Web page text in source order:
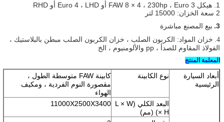
1. هيكل FAW 8 × 4 ، 230hp ، Euro 3 أو Euro 4 ، LHD أو RHD
2 سعة الخزان: 15000 لتر
3. بيع المصنع مباشرة
4. خزان المواد: الكربون الصلب ، خزان الكربون الصلب مبطن بالبلاستيك ،
الفولاذ المقاوم للصدأ ، pp والألومنيوم ، الخ
المعلمة المنتج
أبعاد السيارة
الرئيسية
نوع الكابينة
كابينة FAW متوسطة الطول ،
مقصورة النوم الفردية ، ومكيف
الهواء
البعد الكلي (L × W
× H) (مم)
11000X2500X3400